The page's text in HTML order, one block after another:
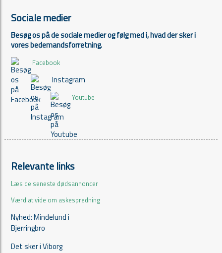
Sociale medier
Besøg os på de sociale medier og følg med i, hvad der sker i
vores bedemandsforretning.
Facebook
Instagram
Youtube
Relevante links
Læs de seneste dødsannoncer
Værd at vide om askespredning
Nyhed: Mindelund i
Bjerringbro
Det sker i Viborg